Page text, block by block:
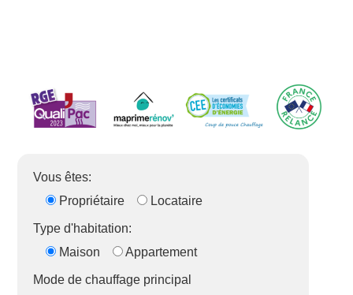
Vous êtes:
Propriétaire
Locataire
Type d'habitation:
Maison
Appartement
Mode de chauffage principal